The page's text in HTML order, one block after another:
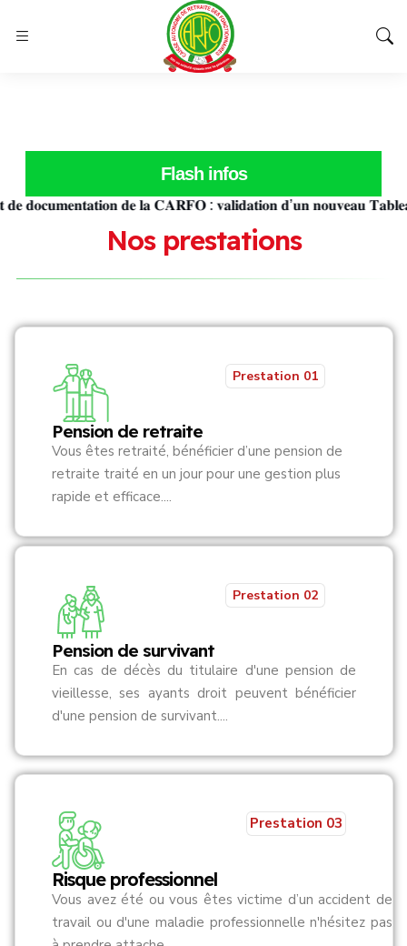
Flash infos
𝐝𝐞 𝐥𝐚 𝐂𝐀𝐑𝐅𝐎 : 𝐯𝐚𝐥𝐢𝐝𝐚𝐭𝐢𝐨𝐧 𝐝’𝐮𝐧 𝐧𝐨𝐮𝐯𝐞𝐚𝐮 𝐓𝐚𝐛𝐥𝐞𝐚𝐮 𝐝𝐞
Nos prestations
Pension de retraite
Prestation 01
Vous êtes retraité, bénéficier d’une pension de
retraite traité en un jour pour une gestion plus
rapide et efficace....
Prestation 02
Pension de survivant
En cas de décès du titulaire d'une pension de
vieillesse, ses ayants droit peuvent bénéficier
d'une pension de survivant....
Prestation 03
Risque professionnel
Vous avez été ou vous êtes victime d’un accident de
travail ou d'une maladie professionnelle n'hésitez pas